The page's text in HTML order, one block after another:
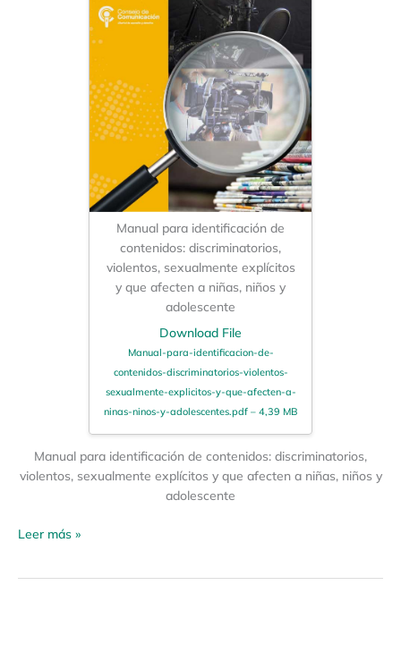
Manual para identificación de
contenidos: discriminatorios,
violentos, sexualmente explícitos
y que afecten a niñas, niños y
adolescente
Download File
Manual-para-identificacion-de-
contenidos-discriminatorios-violentos-
sexualmente-explicitos-y-que-afecten-a-
ninas-ninos-y-adolescentes.pdf – 4,39 MB
Manual para identificación de contenidos: discriminatorios,
violentos, sexualmente explícitos y que afecten a niñas, niños y
adolescente
Leer más »